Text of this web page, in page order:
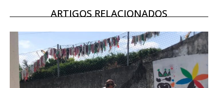
16€
12 meses
Acesso ao conteúdo online
ARTIGOS RELACIONADOS